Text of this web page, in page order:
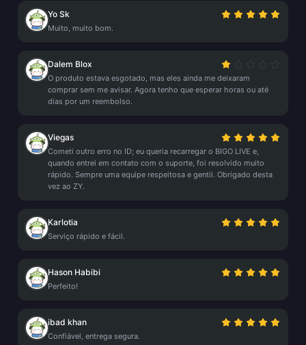
Yo Sk
Muito, muito bom.
Dalem Blox
O produto estava esgotado, mas eles ainda me deixaram
comprar sem me avisar. Agora tenho que esperar horas ou até
dias por um reembolso.
Viegas
Cometi outro erro no ID; eu queria recarregar o BIGO LIVE e,
quando entrei em contato com o suporte, foi resolvido muito
rápido. Sempre uma equipe respeitosa e gentil. Obrigado desta
vez ao ZY.
Karlotia
Serviço rápido e fácil.
Hason Habibi
Perfeito!
ibad khan
Confiável, entrega segura.